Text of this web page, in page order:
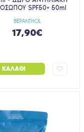
BEPANTHOL
SPF50+ 50ml
17,90€
ΚΑΛΆΘΙ